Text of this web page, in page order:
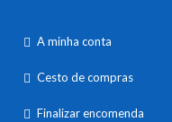
A minha conta
Cesto de compras
Finalizar encomenda